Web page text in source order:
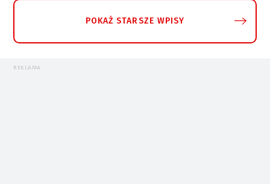
POKAŻ STARSZE WPISY
REKLAMA